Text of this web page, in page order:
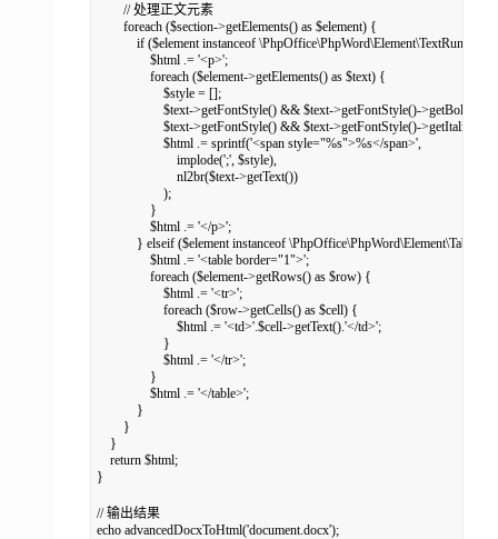
// 处理正文元素
foreach ($section->getElements() as $element) {
if ($element instanceof \PhpOffice\PhpWord\Element\TextRun) {
$html .= '<p>';
foreach ($element->getElements() as $text) {
$style = [];
$text->getFontStyle() && $text->getFontStyle()->getBold() &&
$text->getFontStyle() && $text->getFontStyle()->getItalic() &&
$html .= sprintf('<span style="%s">%s</span>',
implode(';', $style),
nl2br($text->getText())
);
}
$html .= '</p>';
} elseif ($element instanceof \PhpOffice\PhpWord\Element\Table) {
$html .= '<table border="1">';
foreach ($element->getRows() as $row) {
$html .= '<tr>';
foreach ($row->getCells() as $cell) {
$html .= '<td>'.$cell->getText().'</td>';
}
$html .= '</tr>';
}
$html .= '</table>';
}
}
}
return $html;
}
// 输出结果
echo advancedDocxToHtml('document.docx');